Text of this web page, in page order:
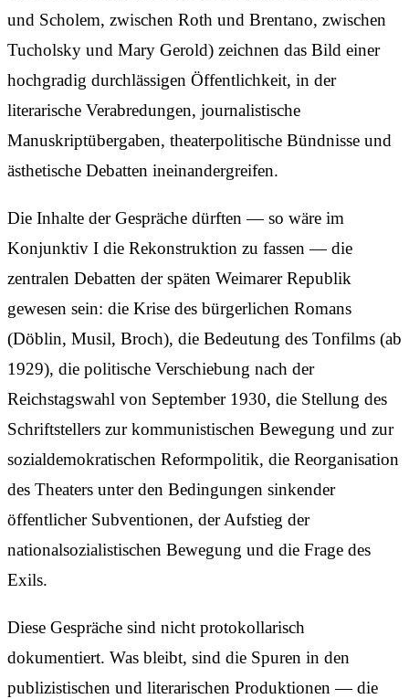
und Scholem, zwischen Roth und Brentano, zwischen
Tucholsky und Mary Gerold) zeichnen das Bild einer
hochgradig durchlässigen Öffentlichkeit, in der
literarische Verabredungen, journalistische
Manuskriptübergaben, theaterpolitische Bündnisse und
ästhetische Debatten ineinandergreifen.
Die Inhalte der Gespräche dürften — so wäre im
Konjunktiv I die Rekonstruktion zu fassen — die
zentralen Debatten der späten Weimarer Republik
gewesen sein: die Krise des bürgerlichen Romans
(Döblin, Musil, Broch), die Bedeutung des Tonfilms (ab
1929), die politische Verschiebung nach der
Reichstagswahl von September 1930, die Stellung des
Schriftstellers zur kommunistischen Bewegung und zur
sozialdemokratischen Reformpolitik, die Reorganisation
des Theaters unter den Bedingungen sinkender
öffentlicher Subventionen, der Aufstieg der
nationalsozialistischen Bewegung und die Frage des
Exils.
Diese Gespräche sind nicht protokollarisch
dokumentiert. Was bleibt, sind die Spuren in den
publizistischen und literarischen Produktionen — die